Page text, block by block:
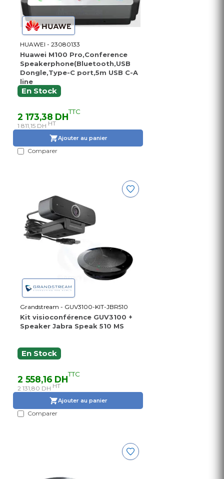
HUAWEI - 23080133
Huawei M100 Pro,Conference
Speakerphone(Bluetooth,USB
Dongle,Type-C port,5m USB C-A
line
En Stock
2 173,38 DHTTC
1 811,15 DH HT
Ajouter au panier
Comparer
Grandstream - GUV3100-KIT-JBR510
Kit visioconférence GUV3100 +
Speaker Jabra Speak 510 MS
En Stock
2 558,16 DHTTC
2 131,80 DH HT
Ajouter au panier
Comparer